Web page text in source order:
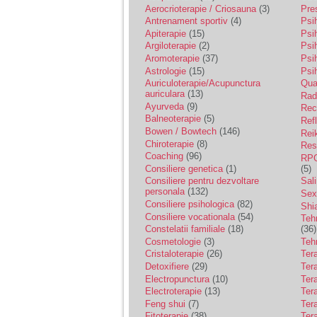
nevoie de un psiholog
sau psihiatru.
Sunt casatorita, am
31 de ani si un copil in
varsta de 2 ani care
mi-e lumina ochilor.
De ceva timp simt ca
mi s-a adunat
oboseala, o oboseala
cronica de care nu pot
scapa si simt ca din
cauza ei nu pot
controla nervii si
cateodata are copilul
de suferit.
Am o bariera peste
care nu pot trece:
prietena mea a ramas
insarcinata cu o fata.
Am fost de comun
acord sa facem un
copil, cu gandul ca e
baiat.
Aerocrioterapie / Criosauna (3)
Antrenament sportiv (4)
Apiterapie (15)
Argiloterapie (2)
Aromoterapie (37)
Astrologie (15)
Auriculoterapie/Acupunctura
auriculara(13)
Ayurveda (9)
Balneoterapie (5)
Bowen / Bowtech (146)
Chiroterapie (8)
Coaching (96)
Consiliere genetica (1)
Consiliere pentru dezvoltare
personala(132)
Consiliere psihologica (82)
Consiliere vocationala (54)
Constelatii familiale (18)
Cosmetologie (3)
Cristaloterapie (26)
Detoxifiere (29)
Electropunctura (10)
Electroterapie (13)
Feng shui (7)
(5)
(36)